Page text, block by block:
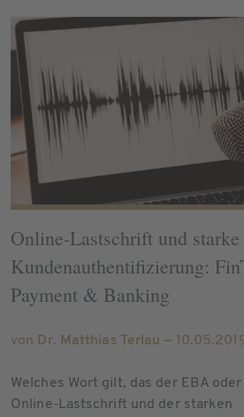
Online-Lastschrift und starke
Kundenauthentifizierung:
Payment & Banking
von Dr. Matthias Terlau —
Welches Wort gilt, das der EBA
Online-Lastschrift und der starken